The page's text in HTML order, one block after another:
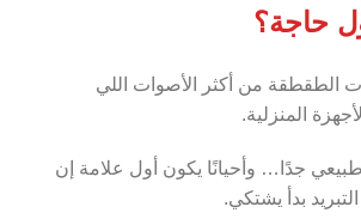
حاجة؟
الطقطقة من أكثر الأصوات اللي
المنزلية.
طبيعي جدًا… وأحيانًا يكون أول علامة إن
بدأ يشتكي.